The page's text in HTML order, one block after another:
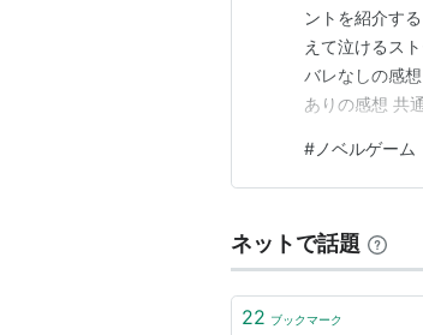
ントを紹介す
えて泣けるス
バレなしの感
ありの感想 共
トルの意味 ま
れ…
# ノベルゲーム
ネットで話題
22 ブックマーク